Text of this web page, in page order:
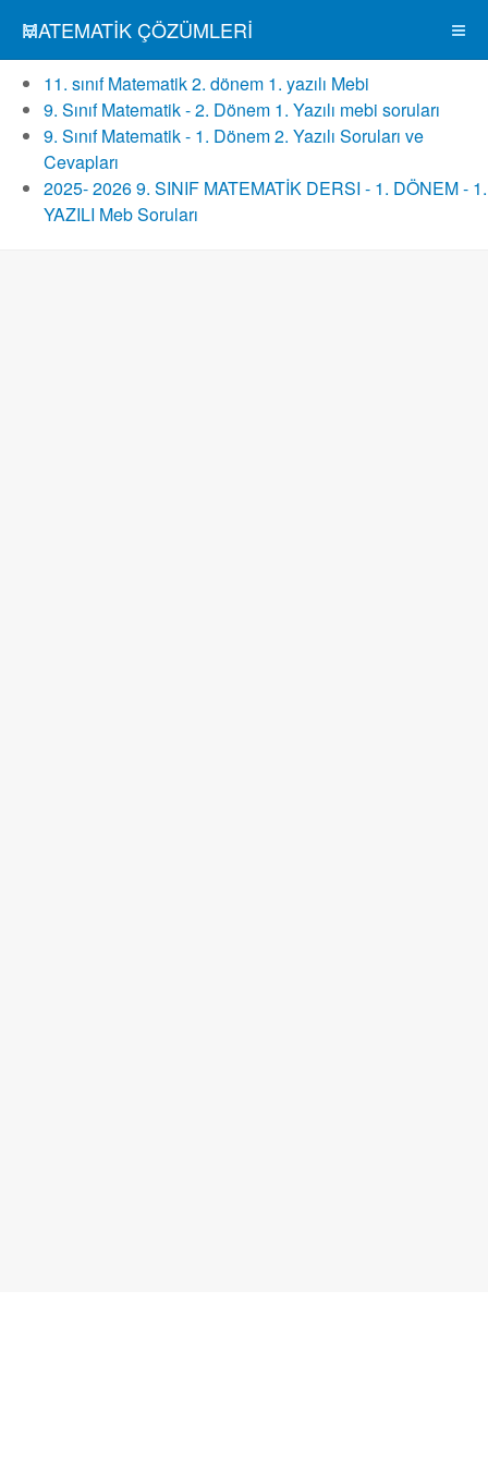
MATEMATIK ÇÖZÜMLERI
11. sınıf Matematik 2. dönem 1. yazılı Mebi
9. Sınıf Matematik - 2. Dönem 1. Yazılı mebi soruları
9. Sınıf Matematik - 1. Dönem 2. Yazılı Soruları ve
Cevapları
2025- 2026 9. SINIF MATEMATİK DERSI - 1. DÖNEM - 1.
YAZILI Meb Soruları